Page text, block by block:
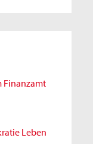
Finanzamt
Leben